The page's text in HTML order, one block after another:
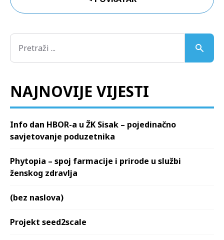
NAJNOVIJE VIJESTI
Info dan HBOR-a u ŽK Sisak – pojedinačno
savjetovanje poduzetnika
Phytopia – spoj farmacije i prirode u službi
ženskog zdravlja
(bez naslova)
Projekt seed2scale